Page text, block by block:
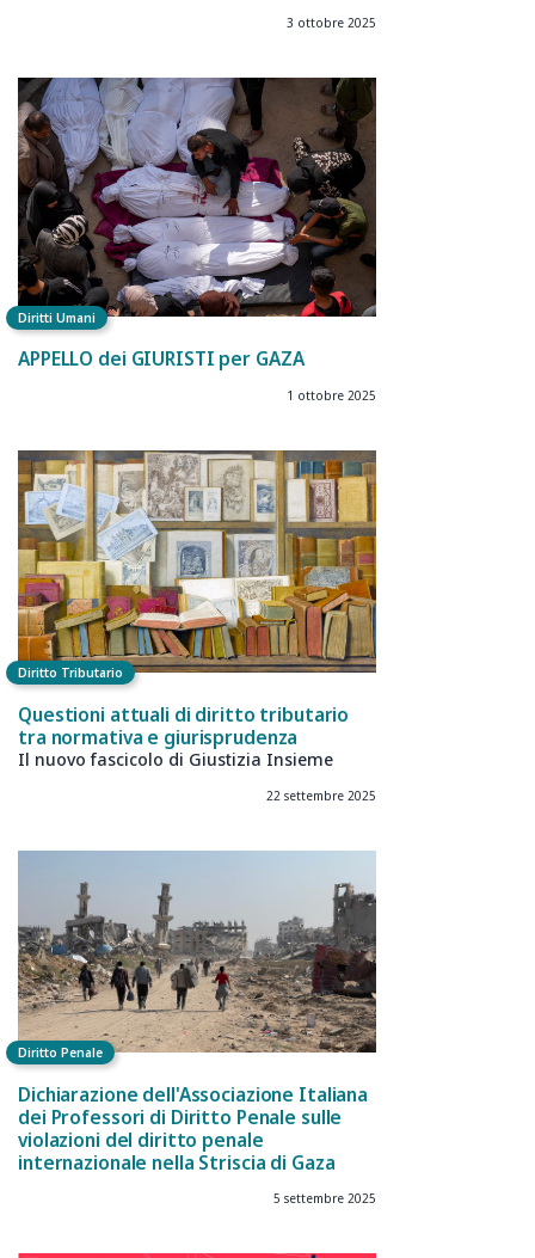
3 ottobre 2025
Diritti Umani
APPELLO dei GIURISTI per GAZA
1 ottobre 2025
Diritto Tributario
Questioni attuali di diritto tributario
tra normativa e giurisprudenza
Il nuovo fascicolo di Giustizia Insieme
22 settembre 2025
Diritto Penale
Dichiarazione dell'Associazione Italiana
dei Professori di Diritto Penale sulle
violazioni del diritto penale
internazionale nella Striscia di Gaza
5 settembre 2025